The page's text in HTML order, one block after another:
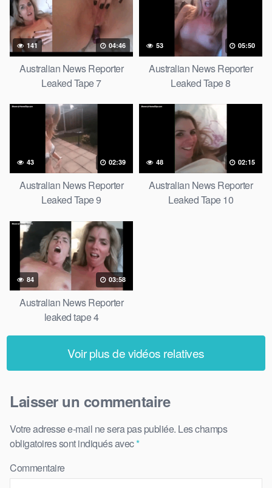
141 04:46
Australian News Reporter
Leaked Tape 7
53 05:50
Australian News Reporter
Leaked Tape 8
43 02:39
Australian News Reporter
Leaked Tape 9
48 02:15
Australian News Reporter
Leaked Tape 10
84 03:58
Australian News Reporter
leaked tape 4
Voir plus de vidéos relatives
Laisser un commentaire
Votre adresse e-mail ne sera pas publiée. Les champs
obligatoires sont indiqués avec*
Commentaire